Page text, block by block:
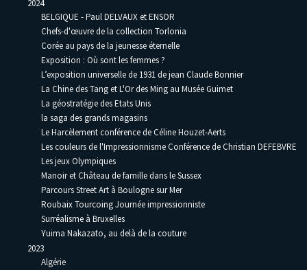
2024
BELGIQUE - Paul DELVAUX et ENSOR
Chefs-d'œuvre de la collection Torlonia
Corée au pays de la jeunesse éternelle
Exposition : Où sont les femmes ?
L’exposition universelle de 1931 de jean Claude Bonnier
La Chine des Tang et L'Or des Ming au Musée Guimet
La géostratégie des Etats Unis
la saga des grands magasins
Le Harcèlement conférence de Céline Houzet-Aerts
Les couleurs de l'Impressionnisme Conférence de Christian DEFEBVRE
Les jeux Olympiques
Manoir et Château de famille dans le Sussex
Parcours Street Art à Boulogne sur Mer
Roubaix Tourcoing Journée impressionniste
Surréalisme à Bruxelles
Yuima Nakazato, au delà de la couture
2023
Algérie